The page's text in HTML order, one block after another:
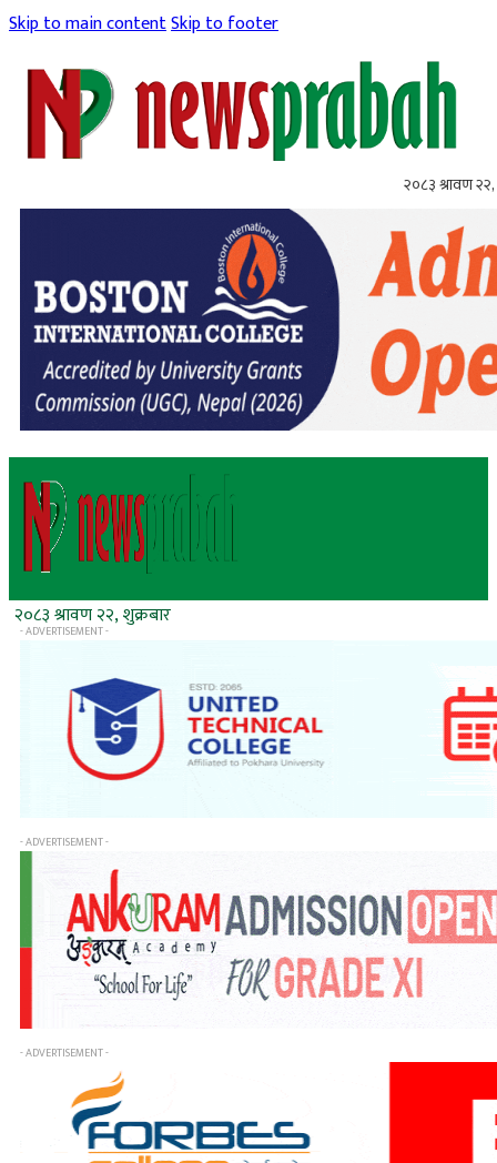
Skip to main contentSkip to footer
२०८३ श्रावण २२,
२०८३ श्रावण २२, शुक्रबार
- ADVERTISEMENT -
- ADVERTISEMENT -
- ADVERTISEMENT -